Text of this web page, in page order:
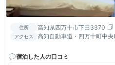
住所 高知県四万十市下田3370
アクセス
高知自動車道・四万十町中
宿泊した人の口コミ